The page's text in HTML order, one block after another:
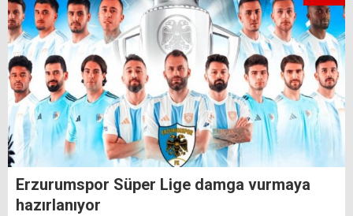
Erzurumspor Süper Lige damga vurmaya
hazırlanıyor